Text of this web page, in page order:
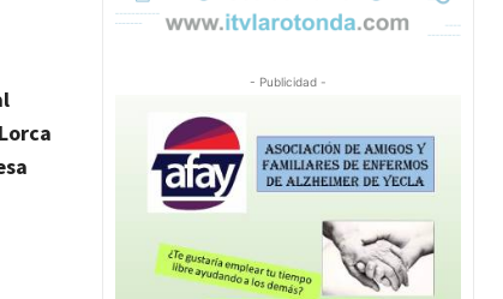
Lorca
- Publicidad -